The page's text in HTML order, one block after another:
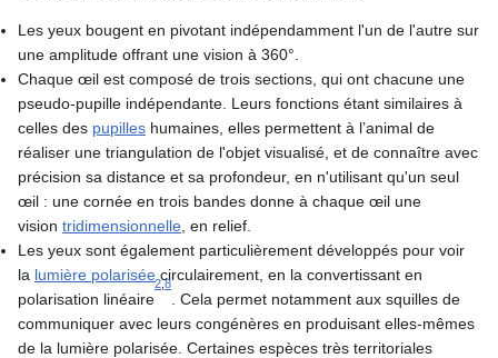
Les yeux bougent en pivotant indépendamment l'un de l'autre sur
une amplitude offrant une vision à 360°.
Chaque œil est composé de trois sections, qui ont chacune une
pseudo-pupille indépendante. Leurs fonctions étant similaires à
celles des pupilles humaines, elles permettent à l’animal de
réaliser une triangulation de l'objet visualisé, et de connaître avec
précision sa distance et sa profondeur, en n'utilisant qu'un seul
œil : une cornée en trois bandes donne à chaque œil une
vision tridimensionnelle , en relief.
Les yeux sont également particulièrement développés pour voir
la lumière polarisée circulairement, en la convertissant en
polarisation linéaire
2,8
. Cela permet notamment aux squilles de
communiquer avec leurs congénères en produisant elles-mêmes
de la lumière polarisée. Certaines espèces très territoriales